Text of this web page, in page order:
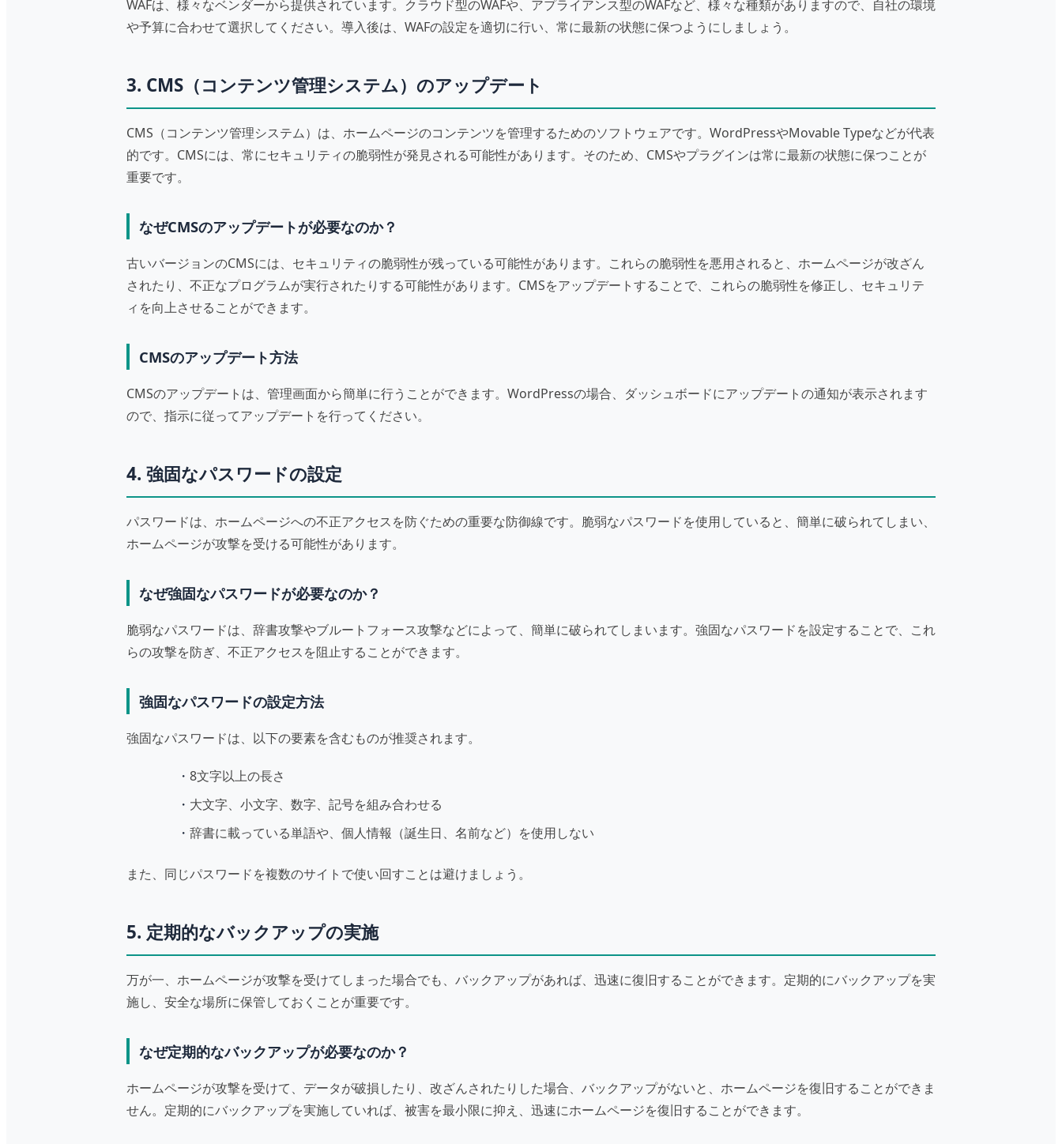
WAFは、様々なベンダーから提供されています。クラウド型のWAFや、アプライアンス型のWAFなど、様々な種類がありますので、自社の環境
や予算に合わせて選択してください。導入後は、WAFの設定を適切に行い、常に最新の状態に保つようにしましょう。
3. CMS（コンテンツ管理システム）のアップデート
CMS（コンテンツ管理システム）は、ホームページのコンテンツを管理するためのソフトウェアです。WordPressやMovable Typeなどが代表
的です。CMSには、常にセキュリティの脆弱性が発見される可能性があります。そのため、CMSやプラグインは常に最新の状態に保つことが
重要です。
なぜCMSのアップデートが必要なのか？
古いバージョンのCMSには、セキュリティの脆弱性が残っている可能性があります。これらの脆弱性を悪用されると、ホームページが改ざん
されたり、不正なプログラムが実行されたりする可能性があります。CMSをアップデートすることで、これらの脆弱性を修正し、セキュリテ
ィを向上させることができます。
CMSのアップデート方法
CMSのアップデートは、管理画面から簡単に行うことができます。WordPressの場合、ダッシュボードにアップデートの通知が表示されます
ので、指示に従ってアップデートを行ってください。
4. 強固なパスワードの設定
パスワードは、ホームページへの不正アクセスを防ぐための重要な防御線です。脆弱なパスワードを使用していると、簡単に破られてしまい、
ホームページが攻撃を受ける可能性があります。
なぜ強固なパスワードが必要なのか？
脆弱なパスワードは、辞書攻撃やブルートフォース攻撃などによって、簡単に破られてしまいます。強固なパスワードを設定することで、これ
らの攻撃を防ぎ、不正アクセスを阻止することができます。
強固なパスワードの設定方法
強固なパスワードは、以下の要素を含むものが推奨されます。
8文字以上の長さ
大文字、小文字、数字、記号を組み合わせる
辞書に載っている単語や、個人情報（誕生日、名前など）を使用しない
また、同じパスワードを複数のサイトで使い回すことは避けましょう。
5. 定期的なバックアップの実施
万が一、ホームページが攻撃を受けてしまった場合でも、バックアップがあれば、迅速に復旧することができます。定期的にバックアップを実
施し、安全な場所に保管しておくことが重要です。
なぜ定期的なバックアップが必要なのか？
ホームページが攻撃を受けて、データが破損したり、改ざんされたりした場合、バックアップがないと、ホームページを復旧することができま
せん。定期的にバックアップを実施していれば、被害を最小限に抑え、迅速にホームページを復旧することができます。